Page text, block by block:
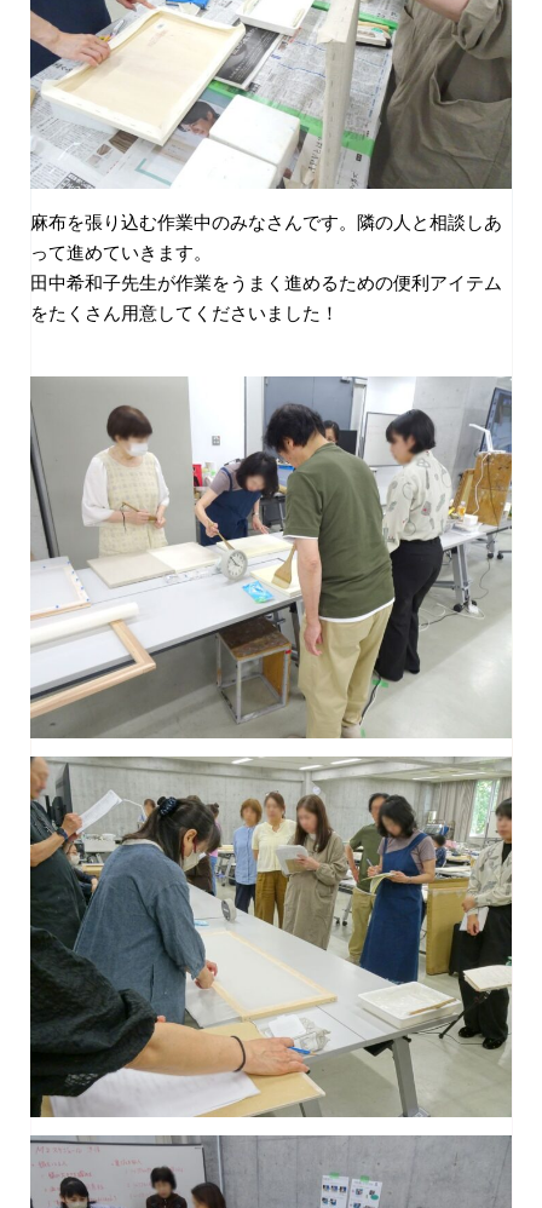
麻布を張り込む作業中のみなさんです。隣の人と相談しあ
って進めていきます。
田中希和子先生が作業をうまく進めるための便利アイテム
をたくさん用意してくださいました！